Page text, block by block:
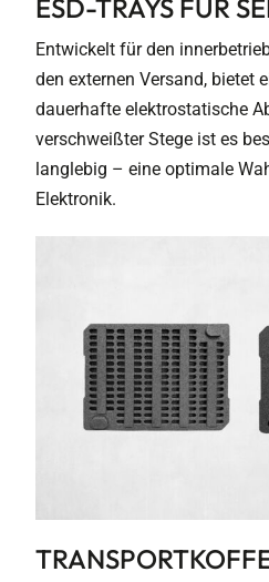
ESD-TRAYS FÜR
Entwickelt für den
den externen Versand, bietet
dauerhafte elektrostatische
verschweißter Stege ist es
langlebig – eine optimale
Elektronik.